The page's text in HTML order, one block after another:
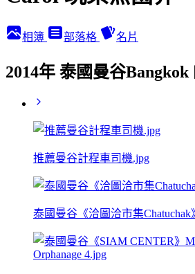
相簿 部落格 名片
2014年 泰國曼谷Bangkok
推薦曼谷計程車司機.jpg
泰國曼谷《洽圖洽市集Chatuchak